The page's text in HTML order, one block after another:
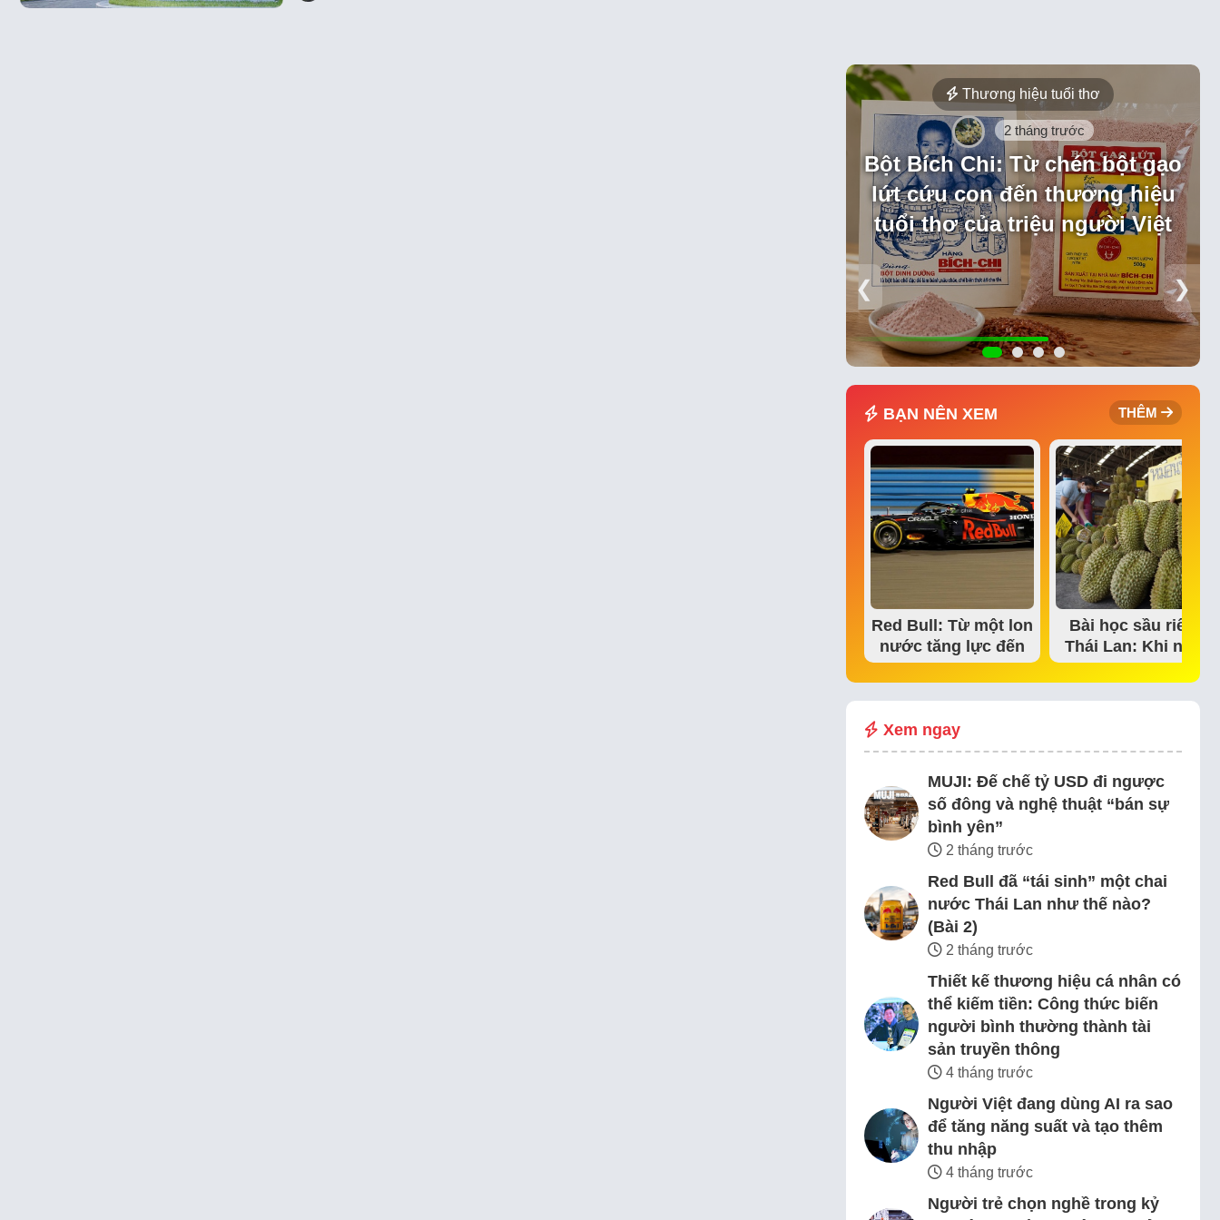
Thương hiệu tuổi thơ
2 tháng trước
Bột Bích Chi: Từ chén bột gạo
lứt cứu con đến thương hiệu
tuổi thơ của triệu người Việt
❮ ❯
BẠN NÊN XEM THÊM
Red Bull: Từ một lon
nước tăng lực đến
đế chế thể…
Bài học sầu riêng
Thái Lan: Khi niềm
tin thị trường bắt…
Xem ngay
MUJI: Đế chế tỷ USD đi ngược
số đông và nghệ thuật “bán sự
bình yên”
2 tháng trước
Red Bull đã “tái sinh” một chai
nước Thái Lan như thế nào?
(Bài 2)
2 tháng trước
Thiết kế thương hiệu cá nhân có
thể kiếm tiền: Công thức biến
người bình thường thành tài
sản truyền thông
4 tháng trước
Người Việt đang dùng AI ra sao
để tăng năng suất và tạo thêm
thu nhập
4 tháng trước
Người trẻ chọn nghề trong kỷ